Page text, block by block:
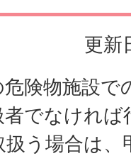
更新
険物施設で
者でなけれ
う場合は、